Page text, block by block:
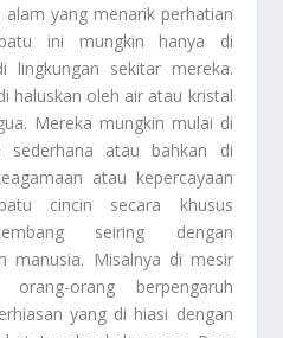
yang menarik perhatian
ini mungkin hanya di
lingkungan sekitar mereka.
haluskan oleh air atau kristal
Mereka mungkin mulai di
sederhana atau bahkan di
atau kepercayaan
cincin secara khusus
seiring dengan
manusia. Misalnya di mesir
orang berpengaruh
yang di hiasi dengan